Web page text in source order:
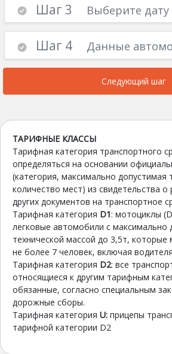
Шаг 3 Выберите дату
Шаг 4 Данные
Следующий шаг
ТАРИФНЫЕ КЛАССЫ
Тарифная категория транспортного
определяться на основании
(категория, максимально допустимая
количество мест) из свидетельства о
других документов на транспортное
Тарифная категория D1: мотоциклы
легковые автомобили с максимально
технической массой до 3,5т, которые
не более 7 человек, включая
Тарифная категория D2: все
относящиеся к другим тарифным
обязанные, согласно специальным
дорожные сборы.
Тарифная категория U: прицепы
тарифной категории D2